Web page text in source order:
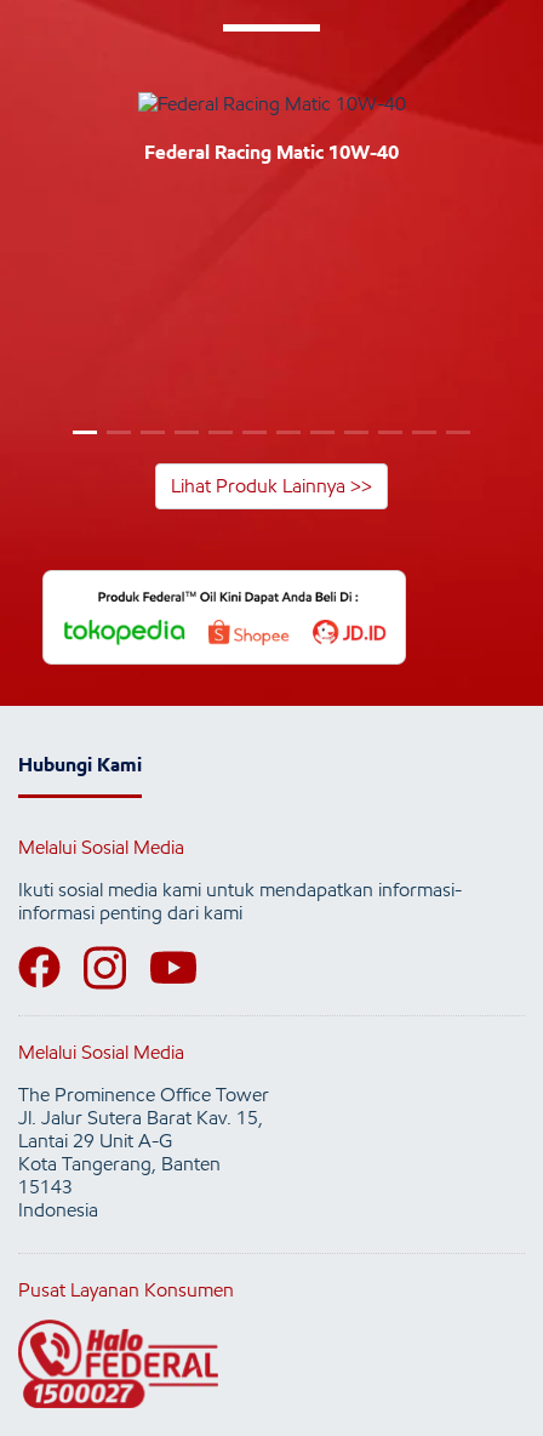
Federal Racing Matic 10W-40
Lihat Produk Lainnya >>
Hubungi Kami
Melalui Sosial Media
Ikuti sosial media kami untuk mendapatkan informasi-
informasi penting dari kami
Melalui Sosial Media
The Prominence Office Tower
Jl. Jalur Sutera Barat Kav. 15,
Lantai 29 Unit A-G
Kota Tangerang, Banten
15143
Indonesia
Pusat Layanan Konsumen